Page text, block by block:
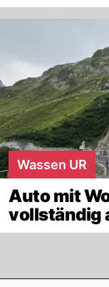
Wassen UR
Auto mit
vollständig